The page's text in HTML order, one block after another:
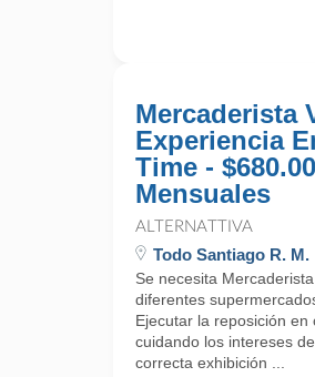
Mercaderista
Experiencia
Time -
Mensuales
ALTERNATTIVA
Todo Santiago R. M.
Se necesita
diferentes
Ejecutar la reposición en
cuidando los intereses
correcta exhibición ...